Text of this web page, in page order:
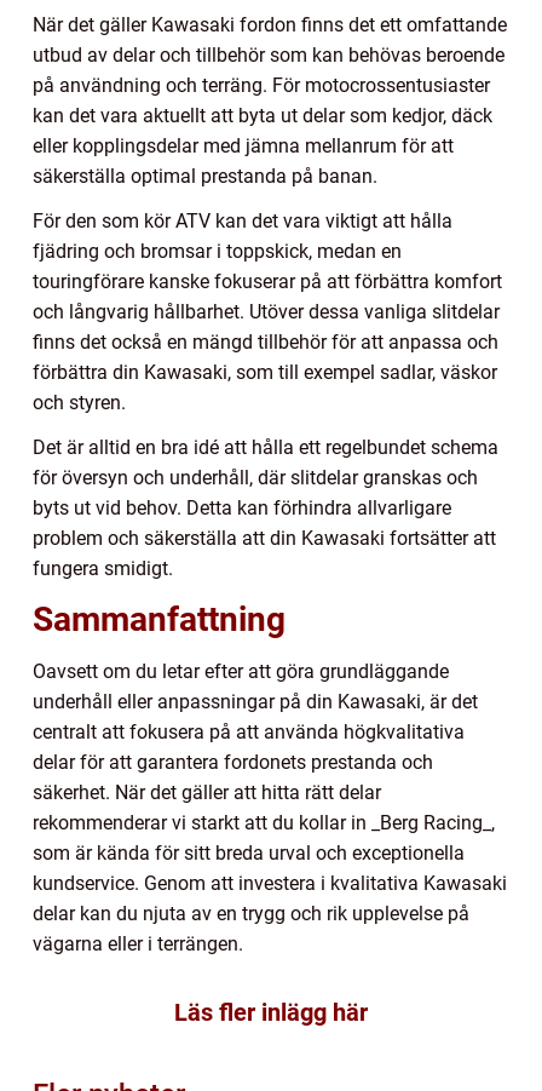
När det gäller Kawasaki fordon finns det ett omfattande
utbud av delar och tillbehör som kan behövas beroende
på användning och terräng. För motocrossentusiaster
kan det vara aktuellt att byta ut delar som kedjor, däck
eller kopplingsdelar med jämna mellanrum för att
säkerställa optimal prestanda på banan.
För den som kör ATV kan det vara viktigt att hålla
fjädring och bromsar i toppskick, medan en
touringförare kanske fokuserar på att förbättra komfort
och långvarig hållbarhet. Utöver dessa vanliga slitdelar
finns det också en mängd tillbehör för att anpassa och
förbättra din Kawasaki, som till exempel sadlar, väskor
och styren.
Det är alltid en bra idé att hålla ett regelbundet schema
för översyn och underhåll, där slitdelar granskas och
byts ut vid behov. Detta kan förhindra allvarligare
problem och säkerställa att din Kawasaki fortsätter att
fungera smidigt.
Sammanfattning
Oavsett om du letar efter att göra grundläggande
underhåll eller anpassningar på din Kawasaki, är det
centralt att fokusera på att använda högkvalitativa
delar för att garantera fordonets prestanda och
säkerhet. När det gäller att hitta rätt delar
rekommenderar vi starkt att du kollar in _Berg Racing_,
som är kända för sitt breda urval och exceptionella
kundservice. Genom att investera i kvalitativa Kawasaki
delar kan du njuta av en trygg och rik upplevelse på
vägarna eller i terrängen.
Läs fler inlägg här